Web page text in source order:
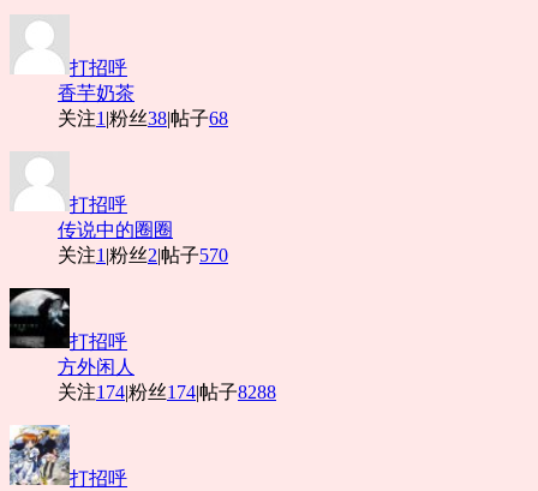
打招呼
香芋奶茶
关注1 |粉丝38|帖子68
打招呼
传说中的圈圈
关注1 |粉丝2|帖子570
打招呼
方外闲人
关注174|粉丝174|帖子8288
打招呼